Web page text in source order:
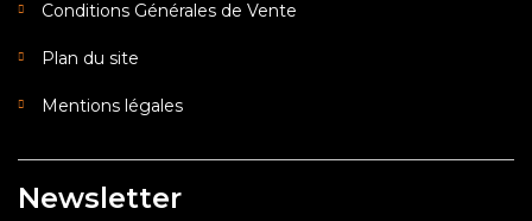
Conditions Générales de Vente
Plan du site
Mentions légales
Newsletter